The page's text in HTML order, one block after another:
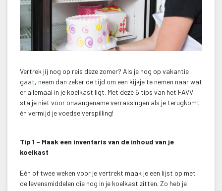
Vertrek jij nog op reis deze zomer? Als je nog op vakantie
gaat, neem dan zeker de tijd om een kijkje te nemen naar wat
er allemaal in je koelkast ligt. Met deze 6 tips van het FAVV
ta je niet voor onaangename verrassingen als je terugkomt
én vermijd je voedselverspilling!
Tip 1 – Maak een inventaris van de inhoud van je
koelkast
Eén of twee weken voor je vertrekt maak je een lijst op met
de levensmiddelen die nog in je koelkast zitten. Zo heb je